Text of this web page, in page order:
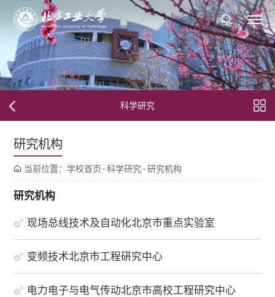
科学研究
研究机构
当前位置： 学校首页-科学研究 -研究机构
研究机构
现场总线技术及自动化北京市重点实验室
变频技术北京市工程研究中心
电力电子与电气传动北京市高校工程研究中心